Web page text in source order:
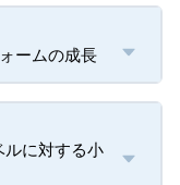
ームの成長
ルに対する小